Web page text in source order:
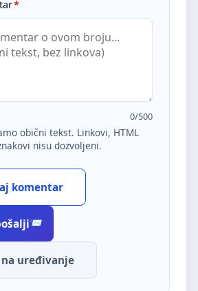
*
0/500
obični tekst. Linkovi, HTML
nisu dozvoljeni.
komentar
uređivanje